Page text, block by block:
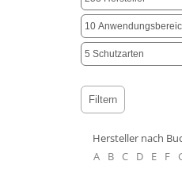
Hersteller nach
A
B C D E F